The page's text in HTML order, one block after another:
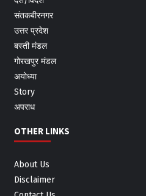
संतकबीरनगर
उत्तर प्रदेश
बस्ती मंडल
गोरखपुर मंडल
अयोध्या
Story
अपराध
OTHER LINKS
About Us
Disclaimer